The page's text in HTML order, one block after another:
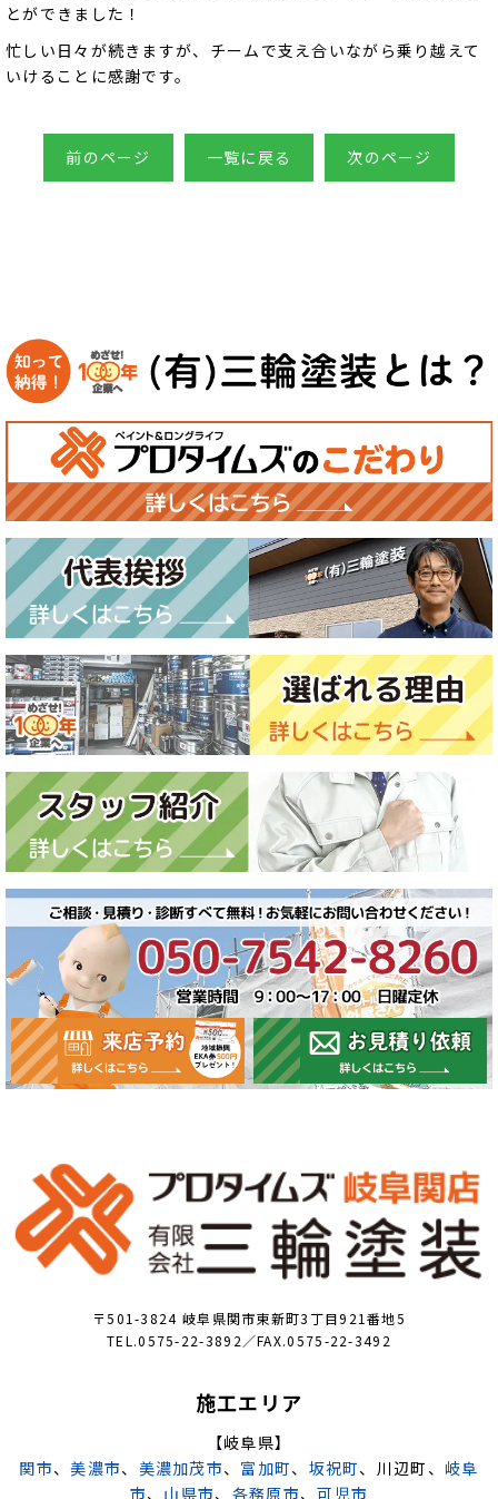
とができました！
忙しい日々が続きますが、チームで支え合いながら乗り越えて
いけることに感謝です。
前のページ 一覧に戻る 次のページ
〒501-3824 岐阜県関市東新町3丁目921番地5
TEL.0575-22-3892／FAX.0575-22-3492
施工エリア
【岐阜県】
関市、美濃市、 美濃加茂市、 富加町、 坂祝町、川辺町、 岐阜
市、 山県市、 各務原市、可児市